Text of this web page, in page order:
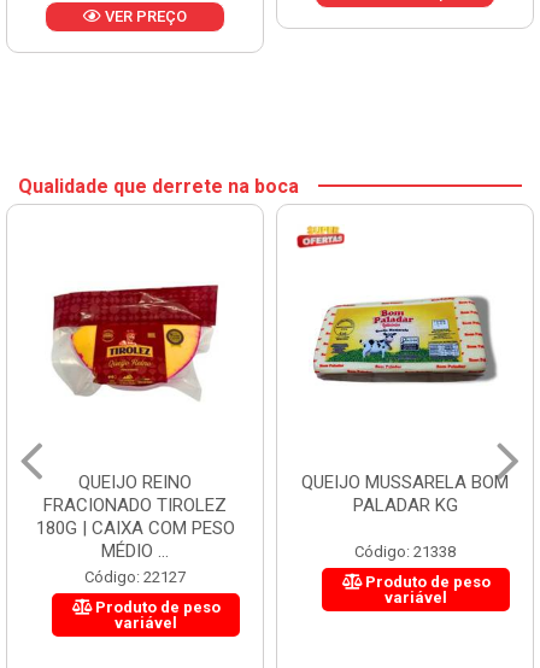
VER PREÇO
Qualidade que derrete na boca
QUEIJO REINO
FRACIONADO TIROLEZ
180G | CAIXA COM PESO
MÉDIO ...
Código: 22127
Produto de peso
variável
QUEIJO MUSSARELA BOM
PALADAR KG
Código: 21338
Produto de peso
variável